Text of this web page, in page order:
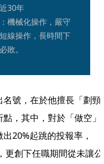
30年
機械化操作，嚴守
線操作，長時間下
敗。
號，在於他擅長「劃頸
，其中，對於「做空」
20%起跳的投報率，
創下任職期間從未讓公